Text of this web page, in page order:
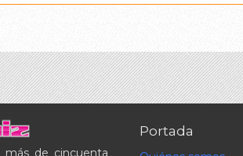
más de cincuenta
Portada